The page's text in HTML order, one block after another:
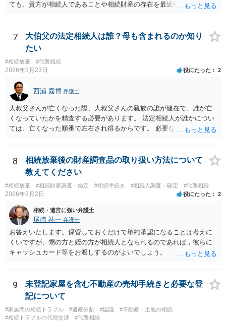
ても、貴方が相続人であることや相続財産の存在を最近知ったのであ
ります。最寄りの弁護士などにまずは相談した方がよいでしょう。
7
大伯父の法定相続人は誰？母も含まれるのか知り
たい
#相続放棄 #代襲相続
2026年3月23日 役にたった 2
西浦 嘉博 弁護士
大叔父さんが亡くなった際、大叔父さんの親族の誰が健在で、誰が亡
くなっていたかを精査する必要があります。 法定相続人が誰かについ
ては、亡くなった順番で左右され得るからです。 必要な戸籍謄本を揃
8
相続放棄後の財産調査品の取り扱い方法について
教えてください
#相続放棄 #相続財産調査・鑑定 #相続手続き #相続人調査・確定 #代襲相続
2026年2月2日 役にたった 2
相続・遺言に強い弁護士
尾崎 祐一 弁護士
お答えいたします。保管しておくだけで単純承認になることは考えに
くいですが、甥の方と姪の方が相続人となられるのであれば，彼らに
キャッシュカード等をお渡しするのがよいでしょう。
9
未登記家屋を含む不動産の売却手続きと必要な登
記について
#家族間の相続トラブル #遺産分割 #協議
#不動産・土地の相続
#相続トラブルの代理交渉
#代襲相続